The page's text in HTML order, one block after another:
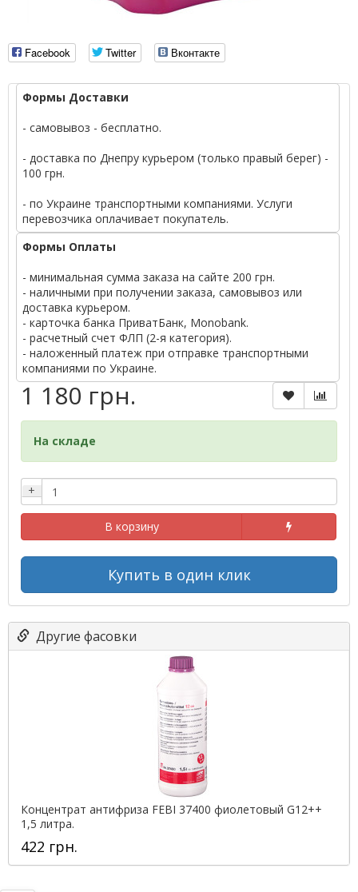
Facebook Twitter Вконтакте
Формы Доставки
- самовывоз - бесплатно.
- доставка по Днепру курьером (только правый берег) -
100 грн.
- по Украине транспортными компаниями. Услуги
перевозчика оплачивает покупатель.
Формы Оплаты
- минимальная сумма заказа на сайте 200 грн.
- наличными при получении заказа, самовывоз или
доставка курьером.
- карточка банка ПриватБанк, Monobank.
- расчетный счет ФЛП (2-я категория).
- наложенный платеж при отправке транспортными
компаниями по Украине.
1 180 грн.
На складе
+
В корзину
Купить в один клик
Другие фасовки
Концентрат антифриза FEBI 37400 фиолетовый G12++
1,5 литра.
422 грн.